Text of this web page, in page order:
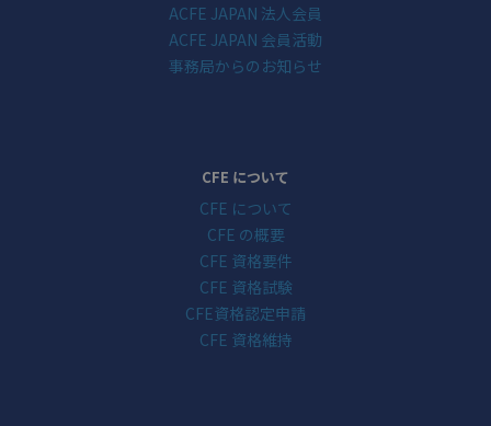
ACFE JAPAN 法人会員
ACFE JAPAN 会員活動
事務局からのお知らせ
CFE について
CFE について
CFE の概要
CFE 資格要件
CFE 資格試験
CFE資格認定申請
CFE 資格維持